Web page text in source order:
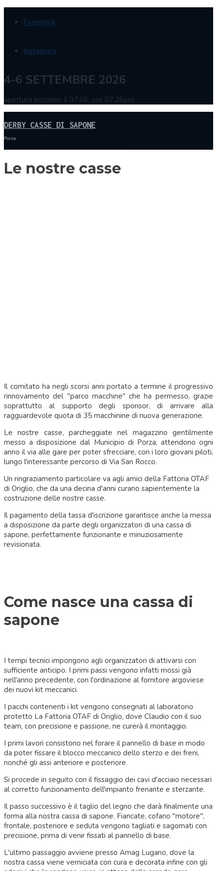
Facebook
Instagram
4-6 SETTEMBRE 2026
apertura iscrizioni: il 07.06, ore 07.26pm
DERBY CASSE DI SAPONE
Porza
Le nostre casse
Il comitato ha negli scorsi anni portato a termine il progressivo
rinnovamento del "parco macchine" che ha permesso, grazie
soprattutto al supporto degli sponsor, di arrivare alla
ragguardevole quota di 35 macchinine di nuova generazione.
Le nostre casse, parcheggiate nel magazzino gentilmente
messo a disposizione dal Municipio di Porza, attendono ogni
anno il via alle gare per poter sfrecciare, con i loro giovani piloti,
lungo l'interessante percorso di Via San Rocco.
Un ringraziamento particolare va agli amici della Fattoria OTAF
di Origlio, che da una decina d'anni curano sapientemente la
costruzione delle nostre casse.
Il pagamento della tassa d'iscrizione garantisce anche la messa
a disposizione da parte degli organizzatori di una cassa di
sapone, perfettamente funzionante e minuziosamente
revisionata.
Come nasce una cassa di
sapone
I tempi tecnici impongono agli organizzatori di attivarsi con
sufficiente anticipo. I primi passi vengono infatti mossi già
nell'anno precedente, con l'ordinazione al fornitore argoviese
dei nuovi kit meccanici.
I pacchi contenenti i kit vengono consegnati al laboratorio
protetto La Fattoria OTAF di Origlio, dove Claudio con il suo
team, con precisione e passione, ne curerà il montaggio.
I primi lavori consistono nel forare il pannello di base in modo
da poter fissare il blocco meccanico dello sterzo e dei freni,
nonché gli assi anteriore e posteriore.
Si procede in seguito con il fissaggio dei cavi d'acciaio necessari
al corretto funzionamento dell'impianto frenante e sterzante.
Il passo successivo è il taglio del legno che darà finalmente una
forma alla nostra cassa di sapone. Fiancate, cofano "motore",
frontale, posteriore e seduta vengono tagliati e sagomati con
precisione, prima di venir fissati al pannello di base.
L'ultimo passaggio avviene presso Amag Lugano, dove la
nostra cassa viene verniciata con cura e decorata infine con gli